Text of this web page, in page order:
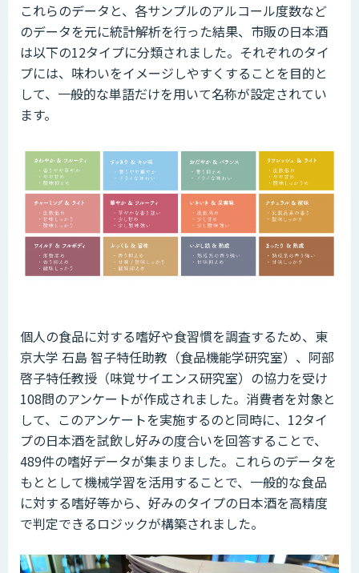
これらのデータと、各サンプルのアルコール度数など
のデータを元に統計解析を行った結果、市販の日本酒
は以下の12タイプに分類されました。それぞれのタイ
プには、味わいをイメージしやすくすることを目的と
して、一般的な単語だけを用いて名称が設定されてい
ます。
個人の食品に対する嗜好や食習慣を調査するため、東
京大学 石島 智子特任助教（食品機能学研究室）、阿部
啓子特任教授（味覚サイエンス研究室）の協力を受け
108問のアンケートが作成されました。消費者を対象と
して、このアンケートを実施するのと同時に、12タイ
プの日本酒を試飲し好みの度合いを回答することで、
489件の嗜好データが集まりました。これらのデータを
もととして機械学習を活用することで、一般的な食品
に対する嗜好等から、好みのタイプの日本酒を高精度
で判定できるロジックが構築されました。